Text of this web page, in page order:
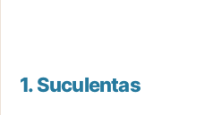
1. Suculentas